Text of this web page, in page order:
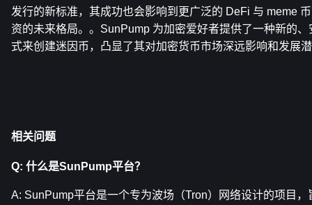
发行的新标准，其成功也会影响到更广泛的 DeFi 与 meme
资的未来格局。。SunPump 为加密爱好者提供了一种新的
式来创建迷因币，凸显了其对加密货币市场深远影响和发展
相关问题
Q: 什么是SunPump平台？
A: SunPump平台是一个专为波场（Tron）网络设计的项目